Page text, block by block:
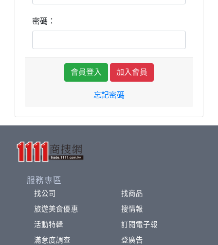
密碼：
加入會員
忘記密碼
服務專區
找公司
找商品
旅遊美食優惠
搜情報
活動特輯
訂閱電子報
滿意度調查
登廣告